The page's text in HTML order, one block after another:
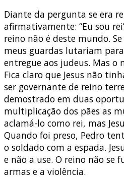
Diante da pergunta se era
afirmativamente: “Eu sou
reino não é deste mundo.
meus guardas lutariam
entregue aos judeus. Mas o
Fica claro que Jesus não
ser governante de reino
demostrado em duas
multiplicação dos pães as
aclamá-lo como rei, mas
Quando foi preso, Pedro
o soldado com a espada.
e não a use. O reino não se
armas e a violência.